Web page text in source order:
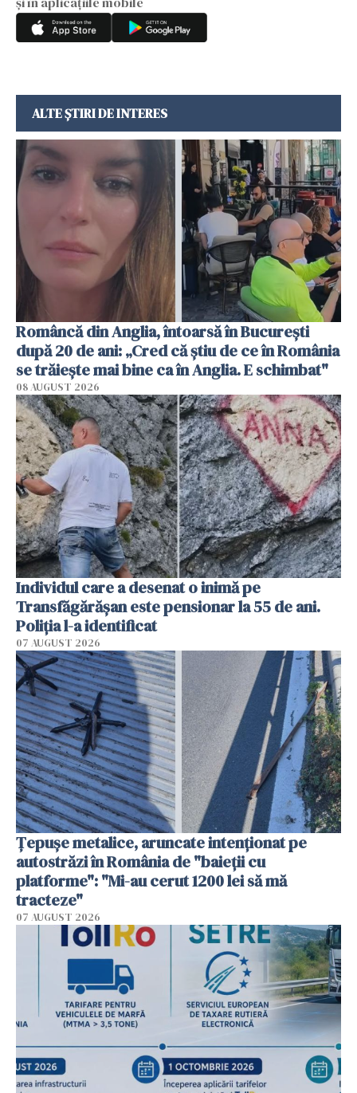
ALTE ȘTIRI DE INTERES
Româncă din Anglia, întoarsă în București
după 20 de ani: „Cred că știu de ce în România
se trăiește mai bine ca în Anglia. E schimbat"
08 AUGUST 2026
Individul care a desenat o inimă pe
Transfăgărășan este pensionar la 55 de ani.
Poliția l-a identificat
07 AUGUST 2026
Țepușe metalice, aruncate intenționat pe
autostrăzi în România de "baieții cu
platforme": "Mi-au cerut 1200 lei să mă
tracteze"
07 AUGUST 2026